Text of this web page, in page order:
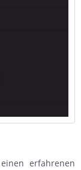
erfahrenen